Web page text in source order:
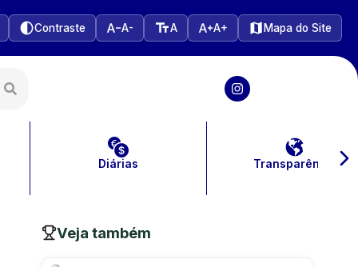
Contraste A- A A+ Mapa do Site
Diárias Transparência
Veja também